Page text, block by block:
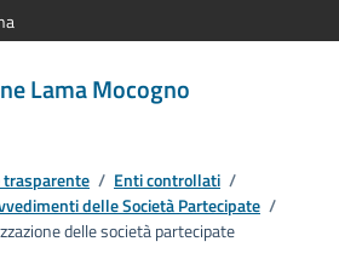
Lama Mocogno
/ Enti controllati /
delle Società Partecipate /
delle società partecipate